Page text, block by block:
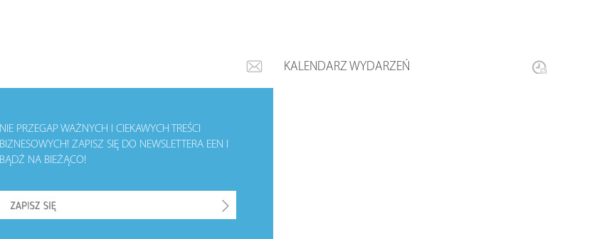
NIE PRZEGAP WAŻNYCH I CIEKAWYCH TREŚCI
BIZNESOWYCH! ZAPISZ SIĘ DO NEWSLETTERA EEN I
BĄDŹ NA BIEŻĄCO!
KALENDARZ WYDARZEŃ